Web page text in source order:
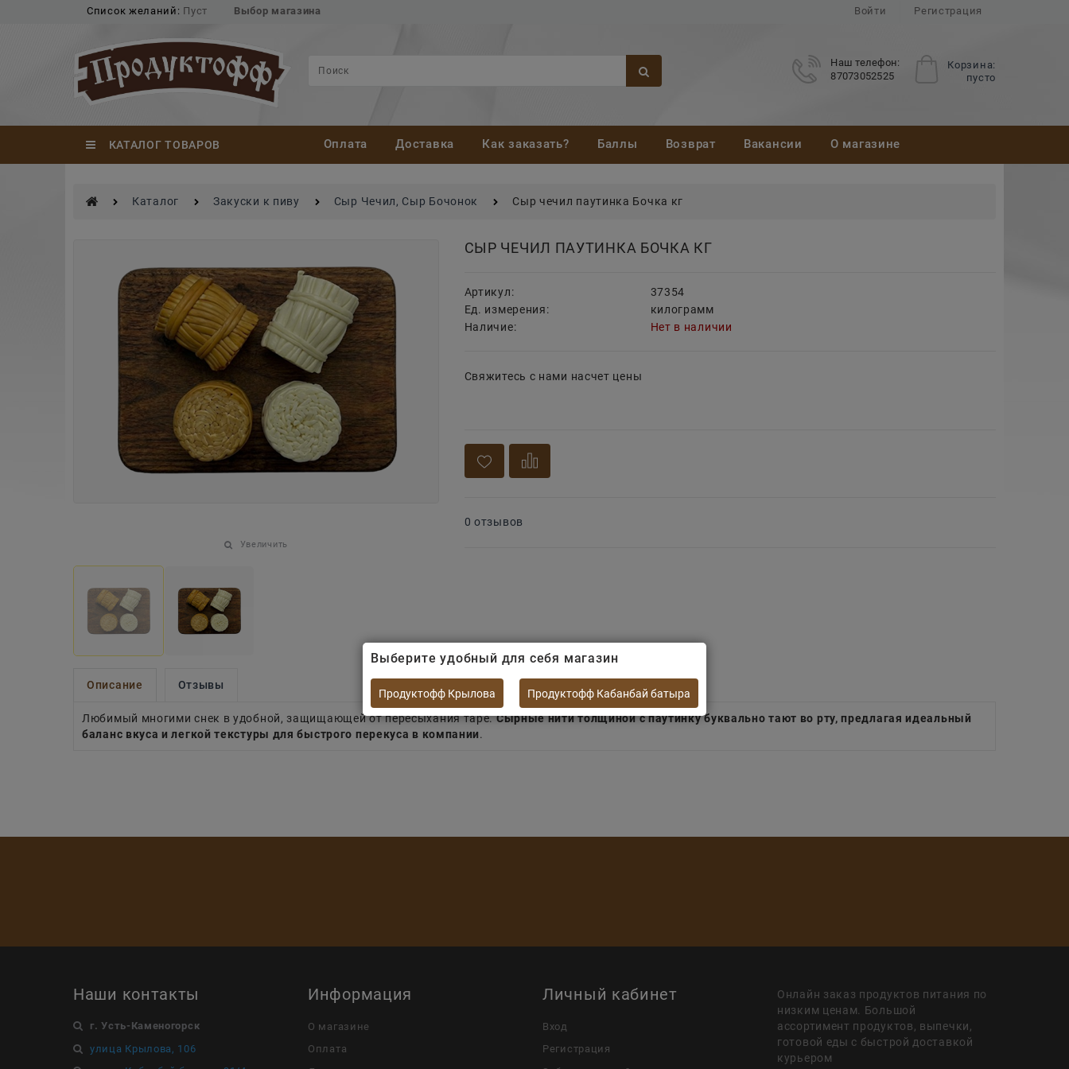
Список желаний: Пуст Выбор магазина Войти Регистрация
Корзина:
пусто
Наш телефон:
87073052525
КАТАЛОГ ТОВАРОВ Оплата Доставка Как заказать? Баллы Возврат Вакансии О магазине
Каталог Закуски к пиву Сыр Чечил, Сыр Бочонок Сыр чечил паутинка Бочка кг
Увеличить
СЫР ЧЕЧИЛ ПАУТИНКА БОЧКА КГ
Артикул:
37354
Ед. измерения:
килограмм
Наличие:
Нет в наличии
Свяжитесь с нами насчет цены
0 отзывов
Описание Отзывы
Любимый многими снек в удобной, защищающей от пересыхания таре.Сырные нити толщиной с паутинку буквально тают во рту, предлагая идеальный
баланс вкуса и легкой текстуры для быстрого перекуса в компании.
Наши контакты
г. Усть-Каменогорск
улица Крылова, 106
Информация
О магазине
Оплата
Личный кабинет
Вход
Регистрация
Онлайн заказ продуктов питания по
низким ценам. Большой
ассортимент продуктов, выпечки,
готовой еды с быстрой доставкой
курьером
Выберите удобный для себя магазин
Продуктофф Крылова Продуктофф Кабанбай батыра